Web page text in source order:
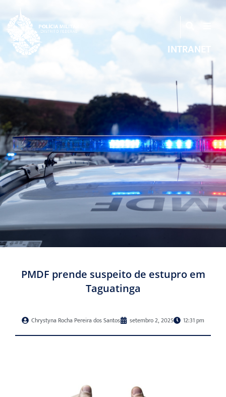
INTRANET
PMDF prende suspeito de estupro em
Taguatinga
Chrystyna Rocha Pereira dos Santos setembro 2, 2025 12:31 pm